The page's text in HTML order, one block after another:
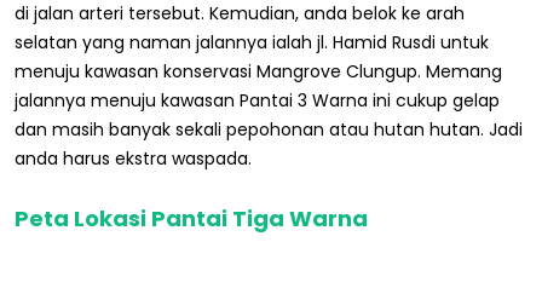
di jalan arteri tersebut. Kemudian, anda belok ke arah
selatan yang naman jalannya ialah jl. Hamid Rusdi untuk
menuju kawasan konservasi Mangrove Clungup. Memang
jalannya menuju kawasan Pantai 3 Warna ini cukup gelap
dan masih banyak sekali pepohonan atau hutan hutan. Jadi
anda harus ekstra waspada.
Peta Lokasi Pantai Tiga Warna